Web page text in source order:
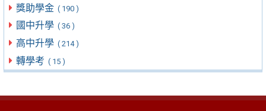
獎助學金 ( 190 )
國中升學 ( 36 )
高中升學 ( 214 )
轉學考 ( 15 )